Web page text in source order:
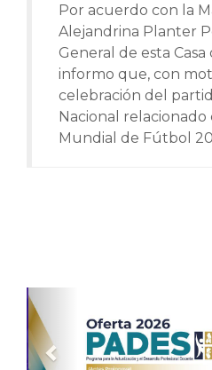
Por acuerdo con la
Alejandrina Planter
General de esta
informo que, con
celebración del
Nacional relacionado
Mundial de Fútbol